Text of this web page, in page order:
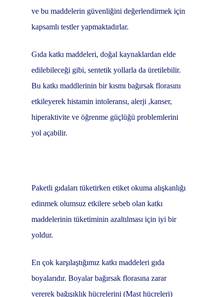
ve bu maddelerin güvenliğini değerlendirmek için
kapsamlı testler yapmaktadırlar.
Gıda katkı maddeleri, doğal kaynaklardan elde
edilebileceği gibi, sentetik yollarla da üretilebilir.
Bu katkı maddlerinin bir kısmı bağırsak florasını
etkileyerek histamin intoleransı, alerji ,kanser,
hiperaktivite ve öğrenme güçlüğü problemlerini
yol açabilir.
Paketli gıdaları tüketirken etiket okuma alışkanlığı
edinmek olumsuz etkilere sebeb olan katkı
maddelerinin tüketiminin azaltılması için iyi bir
yoldur.
En çok karşılaştığımız katkı maddeleri gıda
boyalarıdır. Boyalar bağırsak florasına zarar
vererek bağışıklık hücrelerini (Mast hücreleri)